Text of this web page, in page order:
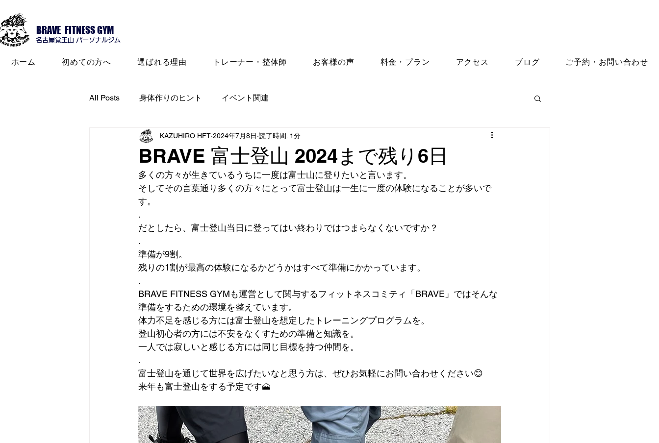
BRAVE FITNESS GYM
名古屋​覚王山 パーソナルジム
ホーム 初めての方へ 選ばれる理由 トレーナー・整体師 お客様の声 料金・プラン アクセス ブログ ご予約・お問い合わせ
All Posts 身体作りのヒント イベント関連
BRAVE 富士登山 2024まで残り6日
KAZUHIRO HFT 2024年7月8日 読了時間: 1分
多くの方々が生きているうちに一度は富士山に登りたいと言います。
そしてその言葉通り多くの方々にとって富士登山は一生に一度の体験になることが多いで
す。
.
だとしたら、富士登山当日に登ってはい終わりではつまらなくないですか？
.
準備が9割。
残りの1割が最高の体験になるかどうかはすべて準備にかかっています。
.
BRAVE FITNESS GYMも運営として関与するフィットネスコミティ「BRAVE」ではそんな
準備をするための環境を整えています。
体力不足を感じる方には富士登山を想定したトレーニングプログラムを。
登山初心者の方には不安をなくすための準備と知識を。
一人では寂しいと感じる方には同じ目標を持つ仲間を。
.
富士登山を通じて世界を広げたいなと思う方は、ぜひお気軽にお問い合わせください😊
来年も富士登山をする予定です🗻